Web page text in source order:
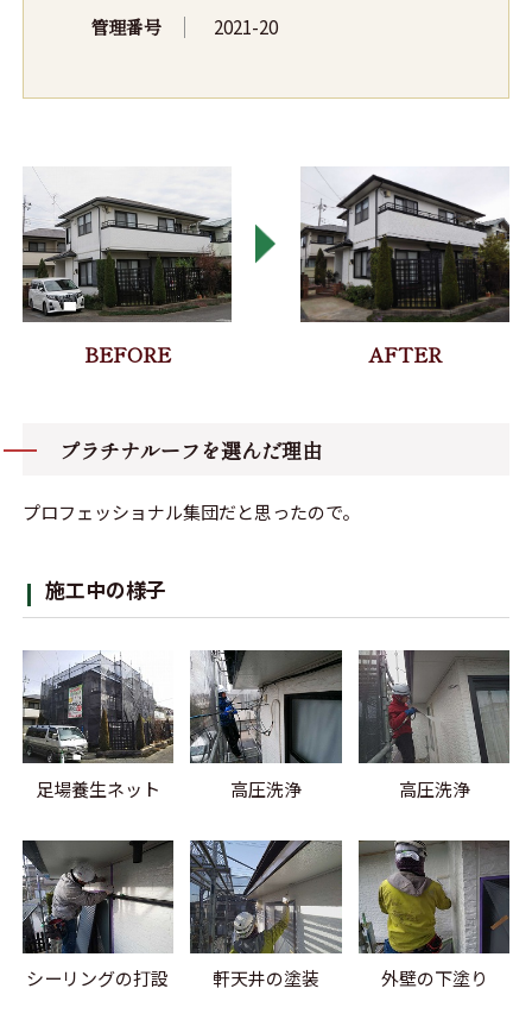
管理番号 2021-20
プラチナルーフを選んだ理由
プロフェッショナル集団だと思ったので。
施工中の様子
足場養生ネット 高圧洗浄 高圧洗浄
シーリングの打設 軒天井の塗装 外壁の下塗り